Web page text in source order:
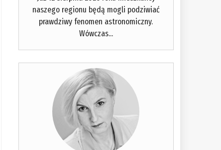
naszego regionu będą mogli podziwiać
prawdziwy fenomen astronomiczny.
Wówczas...